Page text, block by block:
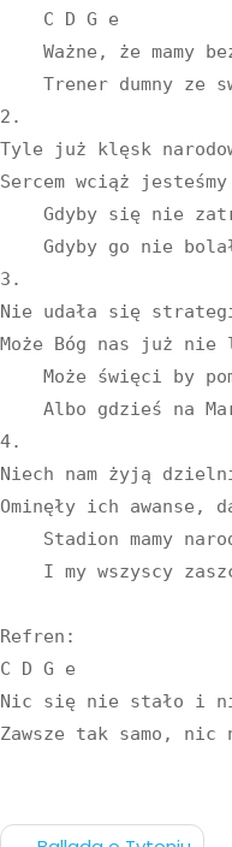
    C D G e
Ważne, że mamy
Trener dumny ze
2.
Tyle już klęsk
Sercem wciąż
Gdyby się nie
Gdyby go nie
3.
Nie udała się
Może Bóg nas już
Może święci by
Albo gdzieś na
4.
Niech nam żyją
Ominęły ich awanse,
Stadion mamy
I my wszyscy
Refren:
C D G e
Nic się nie stało i